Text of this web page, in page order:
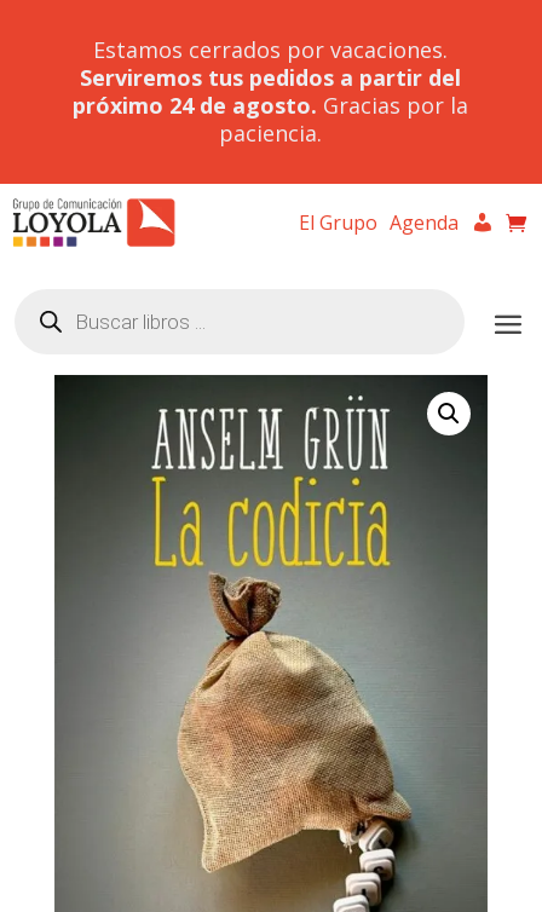
Estamos cerrados por vacaciones.
Serviremos tus pedidos a partir del
próximo 24 de agosto. Gracias por la
paciencia.
El Grupo Agenda
productos